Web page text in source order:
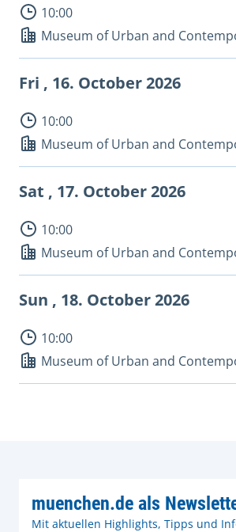
10:00
Museum of Urban and
Fri , 16. October 2026
10:00
Museum of Urban and
Sat , 17. October 2026
10:00
Museum of Urban and
Sun , 18. October 2026
10:00
Museum of Urban and
muenchen.de als
Mit aktuellen Highlights, Tipps und